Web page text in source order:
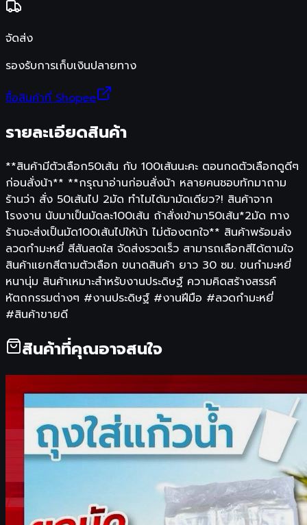
จัดส่ง
รองรับการเก็บเงินปลายทาง
ซื้อสินค้าที่ Shopee
รายละเอียดสินค้า
**สินค้ามีตัวเลือก50เส้น กับ 100เส้นนะคะ ตอนกดตัวเลือกดูดีๆ
ก่อนสั่งน้า** **กรุณาอ่านก่อนสั่งน้า หลายคนชอบทักมาถาม
ร้านว่า สั่ง 50เส้นไป 2มัด ทำไมได้มามัดเดียว?! สินค้าจาก
โรงงาน นับมาเป็นมัดละ100เส้น ถ้าสั่งเข้ามา50เส้น*2มัด ทาง
ร้านจะส่งเป็นมัด100เส้นไปให้น้า ไม่ต้องตกใจ** สินค้าพร้อมส่ง
ลวดกำมะหยี่ สีสันสดใส จัดส่งรวดเร็ว สามารถเลือกสีได้ตามใจ
สินค้าแยกสีตามตัวเลือก ขนาดสินค้า ยาว 30 ซม. ขนกำมะหยี่
หนานุ่ม สินค้าเหมาะสำหรับงานประดิษฐ์ ความคิดสร้างสรรค์
หัตถกรรมต่างๆ #งานประดิษฐ์ #งานฝีมือ #ลวดกำมะหยี่
#สินค้าขายดี
สินค้าที่คุณอาจสนใจ